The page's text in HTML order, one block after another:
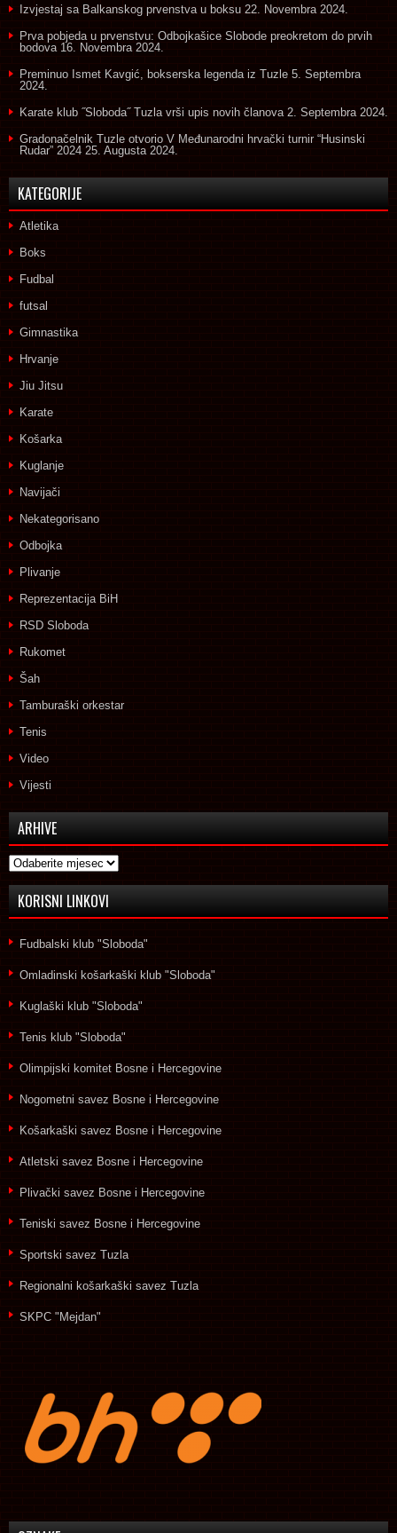
Izvjestaj sa Balkanskog prvenstva u boksu 22. Novembra 2024.
Prva pobjeda u prvenstvu: Odbojkašice Slobode preokretom do prvih
bodova 16. Novembra 2024.
Preminuo Ismet Kavgić, bokserska legenda iz Tuzle 5. Septembra
2024.
Karate klub ˝Sloboda˝ Tuzla vrši upis novih članova 2. Septembra 2024.
Gradonačelnik Tuzle otvorio V Međunarodni hrvački turnir “Husinski
Rudar” 2024 25. Augusta 2024.
KATEGORIJE
Atletika
Boks
Fudbal
futsal
Gimnastika
Hrvanje
Jiu Jitsu
Karate
Košarka
Kuglanje
Navijači
Nekategorisano
Odbojka
Plivanje
Reprezentacija BiH
RSD Sloboda
Rukomet
Šah
Tamburaški orkestar
Tenis
Video
Vijesti
ARHIVE
Arhive
KORISNI LINKOVI
Fudbalski klub "Sloboda"
Omladinski košarkaški klub "Sloboda"
Kuglaški klub "Sloboda"
Tenis klub "Sloboda"
Olimpijski komitet Bosne i Hercegovine
Nogometni savez Bosne i Hercegovine
Košarkaški savez Bosne i Hercegovine
Atletski savez Bosne i Hercegovine
Plivački savez Bosne i Hercegovine
Teniski savez Bosne i Hercegovine
Sportski savez Tuzla
Regionalni košarkaški savez Tuzla
SKPC "Mejdan"